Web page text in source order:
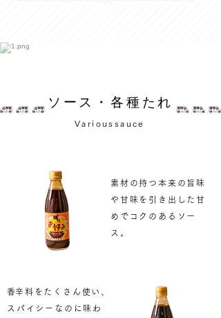
​ソース・各種たれ
Varioussauce
素材の持つ本来の旨味
や甘味を引き出した甘
めでコクのあるソー
ス。
​香辛料をたくさん使い、
スパイシーなのに味わ